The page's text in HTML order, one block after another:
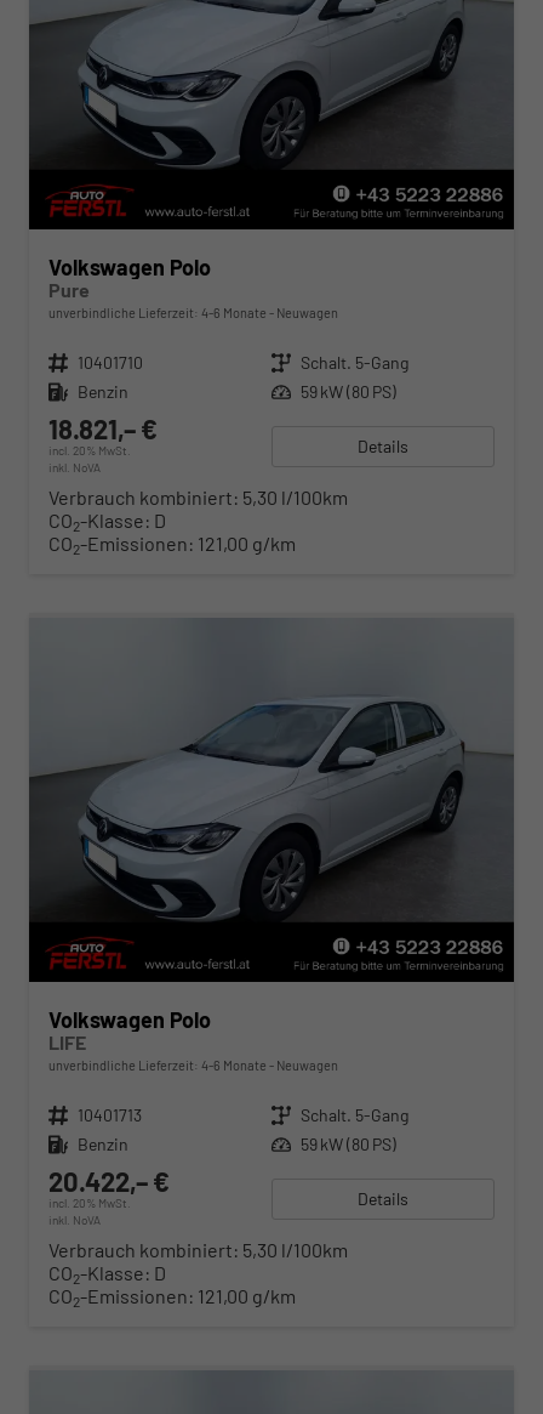
Volkswagen Polo
Pure
unverbindliche Lieferzeit: 4-6 Monate Neuwagen
Fahrzeugnr. 10401710 Getriebe Schalt. 5-Gang
Kraftstoff Benzin Leistung 59 kW (80 PS)
18.821,– €
incl. 20% MwSt.
inkl. NoVA
Details
Verbrauch kombiniert: 5,30 l/100km
CO2-Klasse: D
CO2-Emissionen: 121,00 g/km
Volkswagen Polo
LIFE
unverbindliche Lieferzeit: 4-6 Monate Neuwagen
Fahrzeugnr. 10401713 Getriebe Schalt. 5-Gang
Kraftstoff Benzin Leistung 59 kW (80 PS)
20.422,– €
incl. 20% MwSt.
inkl. NoVA
Details
Verbrauch kombiniert: 5,30 l/100km
CO2-Klasse: D
CO2-Emissionen: 121,00 g/km